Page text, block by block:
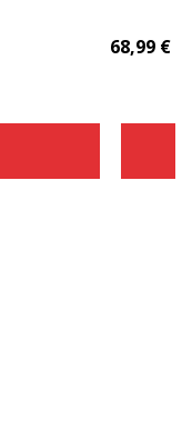
68,99 €